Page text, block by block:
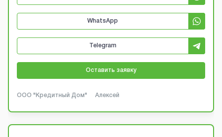
WhatsApp
Telegram
Оставить заявку
ООО "Кредитный Дом" Алексей